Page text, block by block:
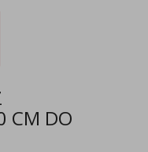
CM DO